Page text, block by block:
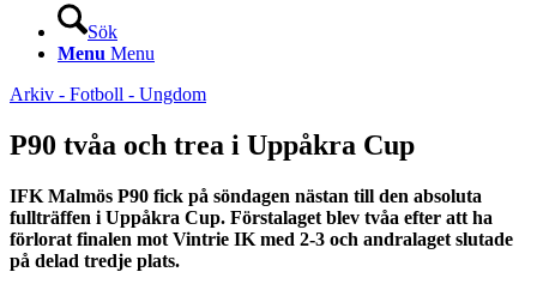
Sök
Menu Menu
Arkiv - Fotboll - Ungdom
P90 tvåa och trea i Uppåkra Cup
IFK Malmös P90 fick på söndagen nästan till den absoluta
fullträffen i Uppåkra Cup. Förstalaget blev tvåa efter att ha
förlorat finalen mot Vintrie IK med 2-3 och andralaget slutade
på delad tredje plats.